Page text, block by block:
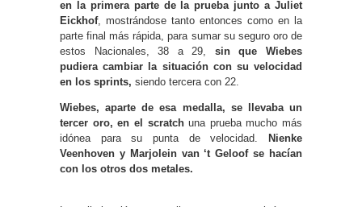
en la primera parte de la prueba junto a Juliet
Eickhof, mostrándose tanto entonces como en la
parte final más rápida, para sumar su seguro oro de
estos Nacionales, 38 a 29, sin que Wiebes
pudiera cambiar la situación con su velocidad
en los sprints, siendo tercera con 22.
Wiebes, aparte de esa medalla, se llevaba un
tercer oro, en el scratchuna prueba mucho más
idónea para su punta de velocidad.
Nienke
Veenhoven y Marjolein van ‘t Geloof se hacían
con los otros dos metales.